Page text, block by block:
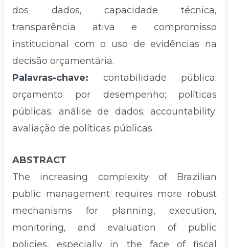
dos dados, capacidade técnica,
transparência ativa e compromisso
institucional com o uso de evidências na
decisão orçamentária.
Palavras-chave: contabilidade pública;
orçamento por desempenho; políticas
públicas; análise de dados; accountability;
avaliação de políticas públicas.
ABSTRACT
The increasing complexity of Brazilian
public management requires more robust
mechanisms for planning, execution,
monitoring, and evaluation of public
policies, especially in the face of fiscal